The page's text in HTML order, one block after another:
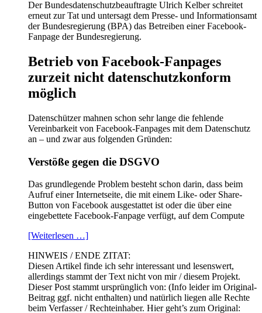
Der Bundesdatenschutzbeauftragte Ulrich Kelber schreitet
erneut zur Tat und untersagt dem Presse- und Informationsamt
der Bundesregierung (BPA) das Betreiben einer Facebook-
Fanpage der Bundesregierung.
Betrieb von Facebook-Fanpages
zurzeit nicht datenschutzkonform
möglich
Datenschützer mahnen schon sehr lange die fehlende
Vereinbarkeit von Facebook-Fanpages mit dem Datenschutz
an – und zwar aus folgenden Gründen:
Verstöße gegen die DSGVO
Das grundlegende Problem besteht schon darin, dass beim
Aufruf einer Internetseite, die mit einem Like- oder Share-
Button von Facebook ausgestattet ist oder die über eine
eingebettete Facebook-Fanpage verfügt, auf dem Compute
[Weiterlesen …]
HINWEIS / ENDE ZITAT:
Diesen Artikel finde ich sehr interessant und lesenswert,
allerdings stammt der Text nicht von mir / diesem Projekt.
Dieser Post stammt ursprünglich von: (Info leider im Original-
Beitrag ggf. nicht enthalten) und natürlich liegen alle Rechte
beim Verfasser / Rechteinhaber. Hier geht’s zum Original: